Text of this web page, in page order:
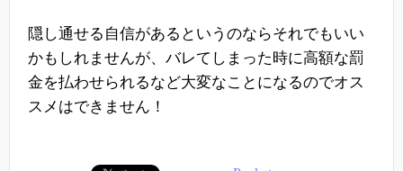
隠し通せる自信があるというのならそれでもいい
かもしれませんが、バレてしまった時に高額な罰
金を払わせられるなど大変なことになるのでオス
スメはできません！